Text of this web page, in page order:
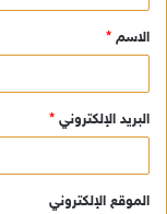
ق
*
الاسم *
البريد الإلكتروني *
الموقع الإلكتروني